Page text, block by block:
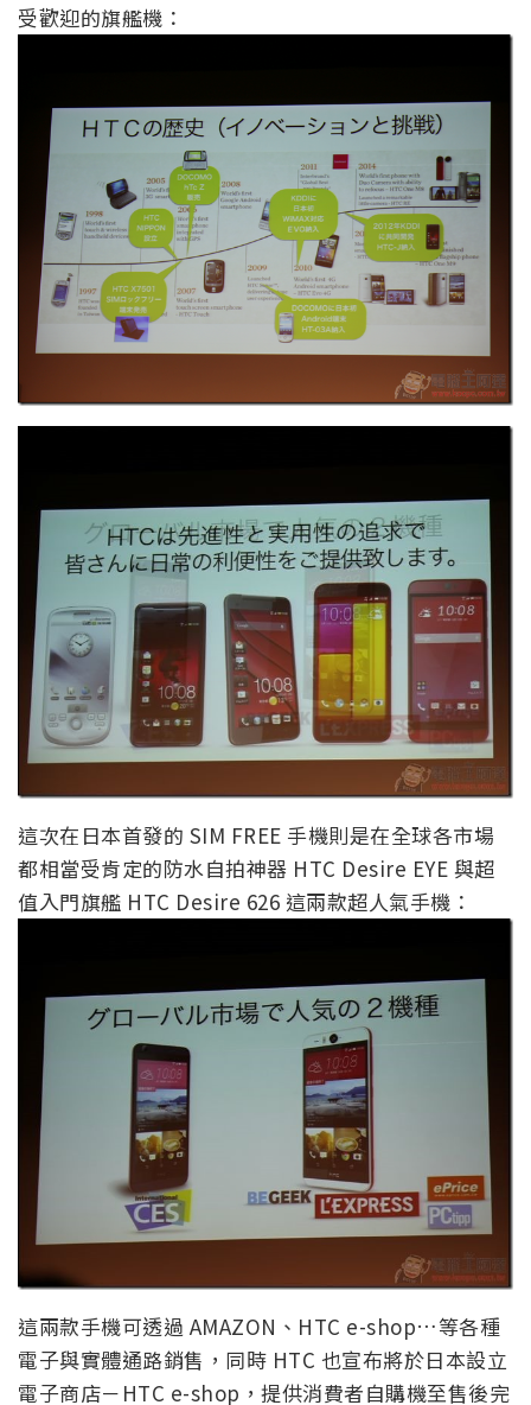
受歡迎的旗艦機：
這次在日本首發的 SIM FREE 手機則是在全球各市場
都相當受肯定的防水自拍神器 HTC Desire EYE 與超
值入門旗艦 HTC Desire 626 這兩款超人氣手機：
這兩款手機可透過 AMAZON、HTC e-shop…等各種
電子與實體通路銷售，同時 HTC 也宣布將於日本設立
電子商店－HTC e-shop，提供消費者自購機至售後完